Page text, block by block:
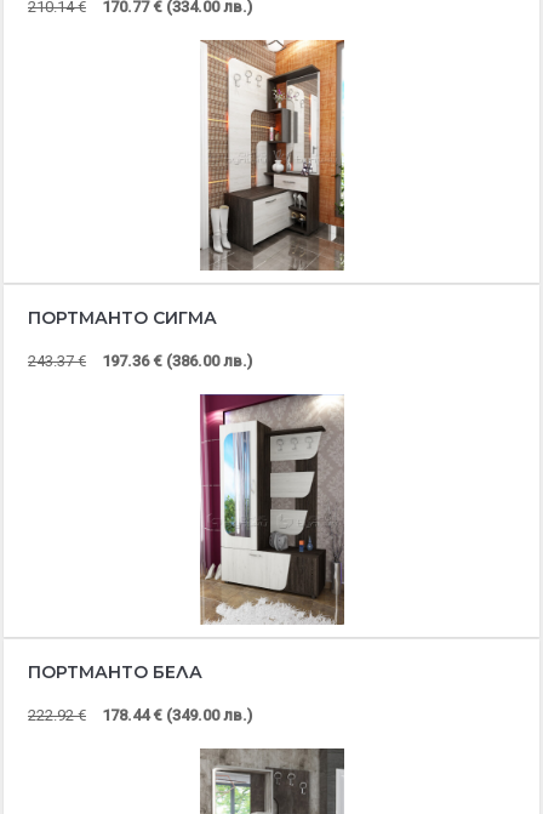
210.14 € 170.77 € (334.00 лв.)
ПОРТМАНТО СИГМА
243.37 € 197.36 € (386.00 лв.)
ПОРТМАНТО БЕЛА
222.92 € 178.44 € (349.00 лв.)